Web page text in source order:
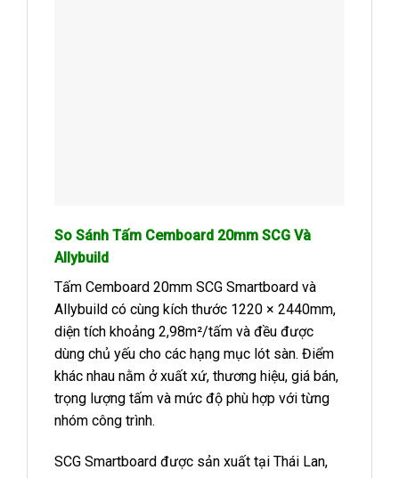
So Sánh Tấm Cemboard 20mm SCG Và
Allybuild
Tấm Cemboard 20mm SCG Smartboard và
Allybuild có cùng kích thước 1220 × 2440mm,
diện tích khoảng 2,98m²/tấm và đều được
dùng chủ yếu cho các hạng mục lót sàn. Điểm
khác nhau nằm ở xuất xứ, thương hiệu, giá bán,
trọng lượng tấm và mức độ phù hợp với từng
nhóm công trình.
SCG Smartboard được sản xuất tại Thái Lan,